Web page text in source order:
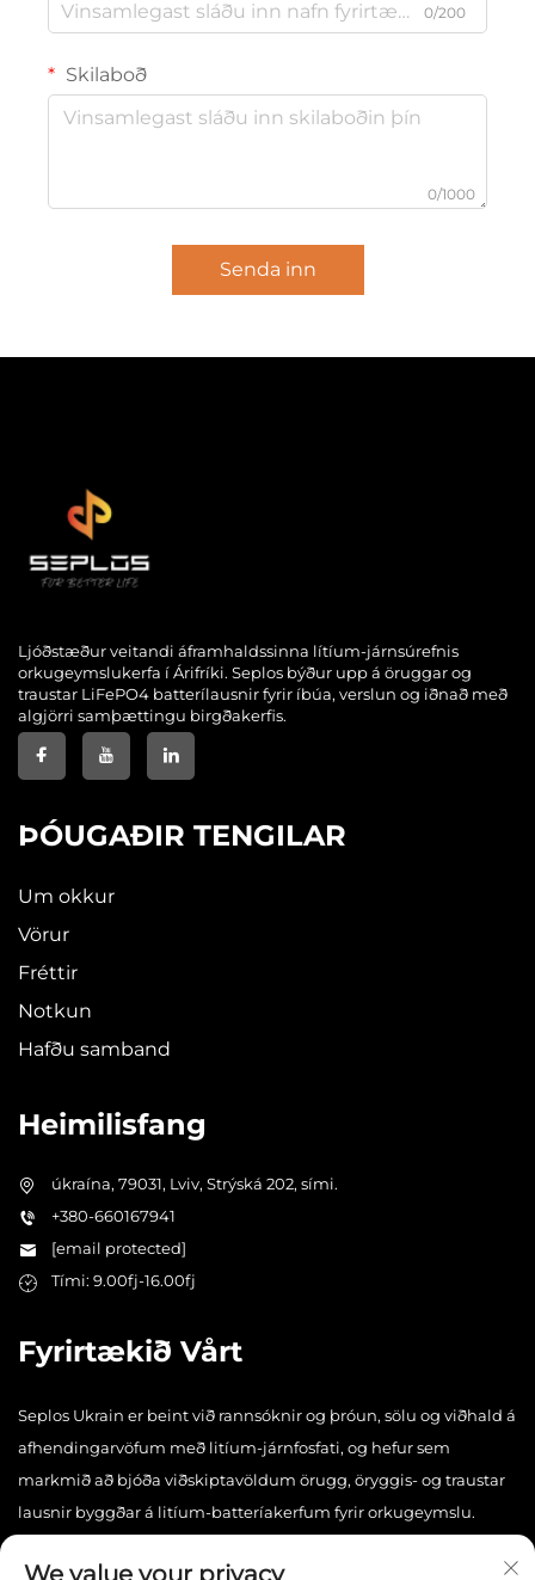
0/200
Skilaboð
0/1000
Senda inn
Ljóðstæður veitandi áframhaldssinna lítíum-járnsúrefnis
orkugeymslukerfa í Árifríki. Seplos býður upp á öruggar og
traustar LiFePO4 batterílausnir fyrir íbúa, verslun og iðnað með
algjörri samþættingu birgðakerfis.
ÞÓUGAÐIR TENGILAR
Um okkur
Vörur
Fréttir
Notkun
Hafðu samband
Heimilisfang
úkraína, 79031, Lviv, Strýská 202, sími.
+380-660167941
[email protected]
Tími: 9.00fj-16.00fj
Fyrirtækið Vårt
Seplos Ukrain er beint við rannsóknir og þróun, sölu og viðhald á
afhendingarvöfum með litíum-járnfosfati, og hefur sem
markmið að bjóða viðskiptavöldum örugg, öryggis- og traustar
lausnir byggðar á litíum-batteríakerfum fyrir orkugeymslu.
We value your privacy